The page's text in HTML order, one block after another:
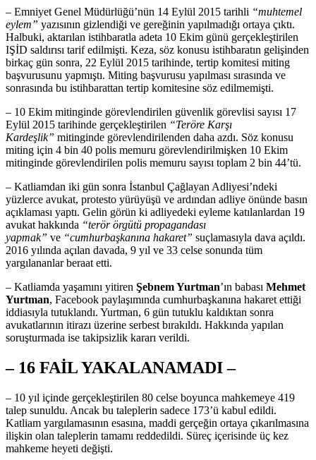
– Emniyet Genel Müdürlüğü’nün 14 Eylül 2015 tarihli “muhtemel
eylem” yazısının gizlendiği ve gereğinin yapılmadığı ortaya çıktı.
Halbuki, aktarılan istihbaratla adeta 10 Ekim günü gerçekleştirilen
IŞİD saldırısı tarif edilmişti. Keza, söz konusu istihbaratın gelişinden
birkaç gün sonra, 22 Eylül 2015 tarihinde, tertip komitesi miting
başvurusunu yapmıştı. Miting başvurusu yapılması sırasında ve
sonrasında bu istihbarattan tertip komitesine söz edilmemişti.
– 10 Ekim mitinginde görevlendirilen güvenlik görevlisi sayısı 17
Eylül 2015 tarihinde gerçekleştirilen “Teröre Karşı
Kardeşlik” mitinginde görevlendirilenden daha azdı. Söz konusu
miting için 4 bin 40 polis memuru görevlendirilmişken 10 Ekim
mitinginde görevlendirilen polis memuru sayısı toplam 2 bin 44’tü.
– Katliamdan iki gün sonra İstanbul Çağlayan Adliyesi’ndeki
yüzlerce avukat, protesto yürüyüşü ve ardından adliye önünde basın
açıklaması yaptı. Gelin görün ki adliyedeki eyleme katılanlardan 19
avukat hakkında “terör örgütü propagandası
yapmak” ve “cumhurbaşkanına hakaret” suçlamasıyla dava açıldı.
2016 yılında açılan davada, 9 yıl ve 33 celse sonunda tüm
yargılananlar beraat etti.
– Katliamda yaşamını yitiren Şebnem Yurtman’ın babası Mehmet
Yurtman, Facebook paylaşımında cumhurbaşkanına hakaret ettiği
iddiasıyla tutuklandı. Yurtman, 6 gün tutuklu kaldıktan sonra
avukatlarının itirazı üzerine serbest bırakıldı. Hakkında yapılan
soruşturmada ise takipsizlik kararı verildi.
– 16 FAİL YAKALANAMADI –
– 10 yıl içinde gerçekleştirilen 80 celse boyunca mahkemeye 419
talep sunuldu. Ancak bu taleplerin sadece 173’ü kabul edildi.
Katliam yargılamasının esasına, maddi gerçeğin ortaya çıkarılmasına
ilişkin olan taleplerin tamamı reddedildi. Süreç içerisinde üç kez
mahkeme heyeti değişti.